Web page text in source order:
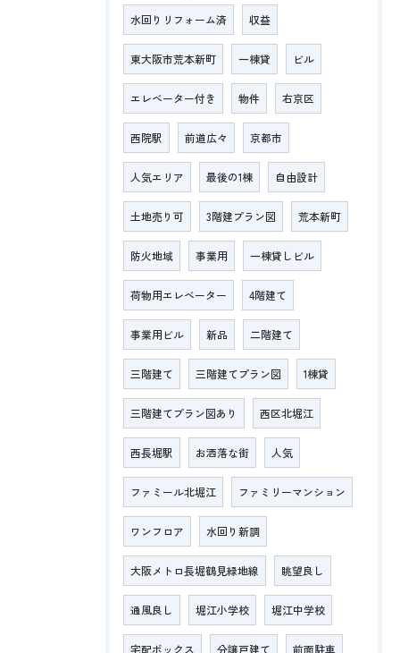
水回りリフォーム済 収益
東大阪市荒本新町 一棟貸 ビル
エレベーター付き 物件 右京区
西院駅 前道広々 京都市
人気エリア 最後の1棟 自由設計
土地売り可 3階建プラン図 荒本新町
防火地域 事業用 一棟貸しビル
荷物用エレベーター 4階建て
事業用ビル 新品 二階建て
三階建て 三階建てプラン図 1棟貸
三階建てプラン図あり 西区北堀江
西長堀駅 お洒落な街 人気
ファミール北堀江 ファミリーマンション
ワンフロア 水回り新調
大阪メトロ長堀鶴見緑地線 眺望良し
通風良し 堀江小学校 堀江中学校
宅配ボックス 分譲戸建て 前面駐車